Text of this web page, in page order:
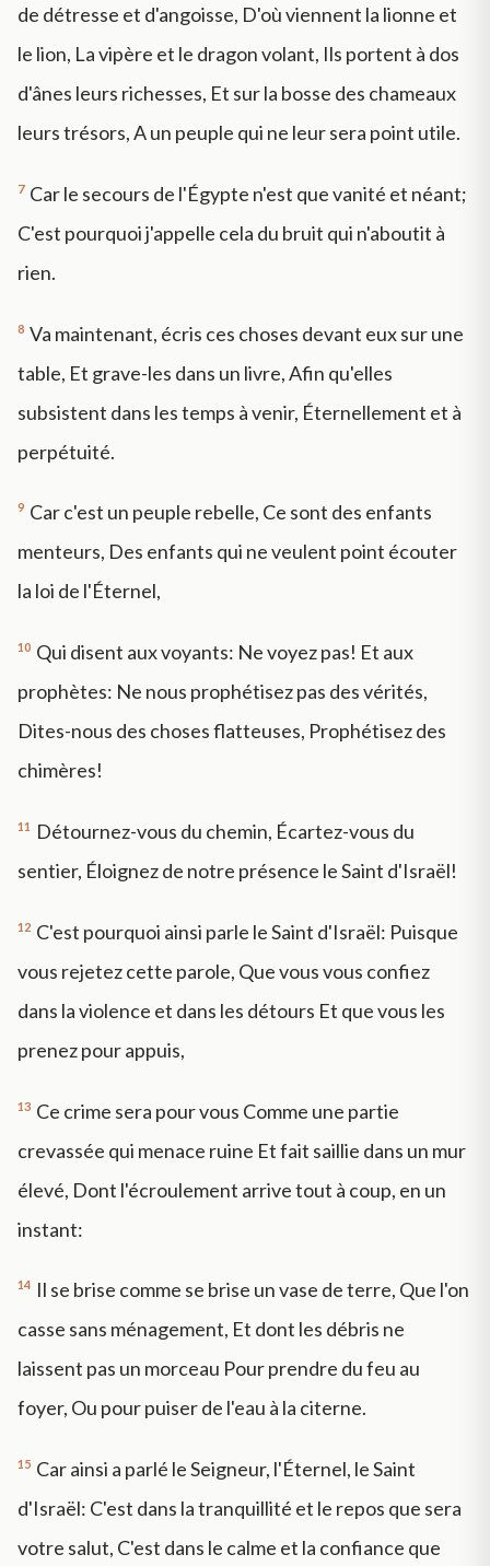
de détresse et d'angoisse, D'où viennent la lionne et
le lion, La vipère et le dragon volant, Ils portent à dos
d'ânes leurs richesses, Et sur la bosse des chameaux
leurs trésors, A un peuple qui ne leur sera point utile.
7 Car le secours de l'Égypte n'est que vanité et néant;
C'est pourquoi j'appelle cela du bruit qui n'aboutit à
rien.
8 Va maintenant, écris ces choses devant eux sur une
table, Et grave-les dans un livre, Afin qu'elles
subsistent dans les temps à venir, Éternellement et à
perpétuité.
9 Car c'est un peuple rebelle, Ce sont des enfants
menteurs, Des enfants qui ne veulent point écouter
la loi de l'Éternel,
10 Qui disent aux voyants: Ne voyez pas! Et aux
prophètes: Ne nous prophétisez pas des vérités,
Dites-nous des choses flatteuses, Prophétisez des
chimères!
11
Détournez-vous du chemin, Écartez-vous du
sentier, Éloignez de notre présence le Saint d'Israël!
12 C'est pourquoi ainsi parle le Saint d'Israël: Puisque
vous rejetez cette parole, Que vous vous confiez
dans la violence et dans les détours Et que vous les
prenez pour appuis,
13 Ce crime sera pour vous Comme une partie
crevassée qui menace ruine Et fait saillie dans un mur
élevé, Dont l'écroulement arrive tout à coup, en un
instant:
14 Il se brise comme se brise un vase de terre, Que l'on
casse sans ménagement, Et dont les débris ne
laissent pas un morceau Pour prendre du feu au
foyer, Ou pour puiser de l'eau à la citerne.
15 Car ainsi a parlé le Seigneur, l'Éternel, le Saint
d'Israël: C'est dans la tranquillité et le repos que sera
votre salut, C'est dans le calme et la confiance que